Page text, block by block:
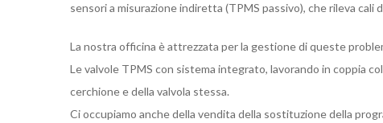
sensori a misurazione indiretta (TPMS passivo), che rileva
La nostra officina è attrezzata per la gestione di queste
Le valvole TPMS con sistema integrato, lavorando in coppia
cerchione e della valvola stessa.
Ci occupiamo anche della vendita della sostituzione della